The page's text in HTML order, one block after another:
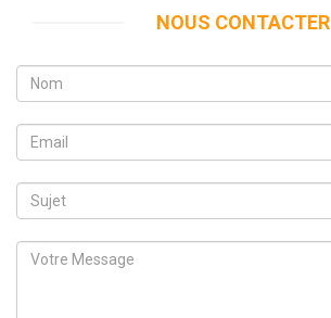
NOUS CONTACTER